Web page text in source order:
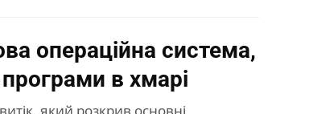
операційна система,
в хмарі